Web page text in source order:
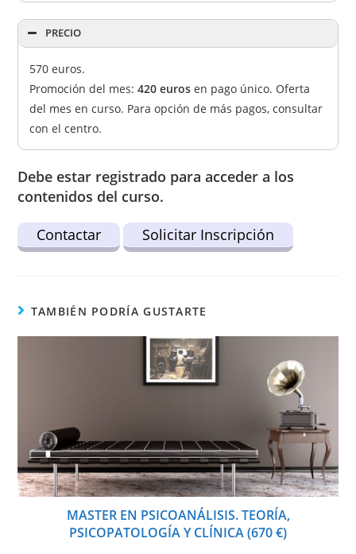
PRECIO
570 euros.
Promoción del mes:420 euros en pago único. Oferta
del mes en curso. Para opción de más pagos, consultar
con el centro.
Debe estar registrado para acceder a los
contenidos del curso.
Contactar
Solicitar Inscripción
TAMBIÉN PODRÍA GUSTARTE
MASTER EN PSICOANÁLISIS. TEORÍA,
PSICOPATOLOGÍA Y CLÍNICA (670 €)